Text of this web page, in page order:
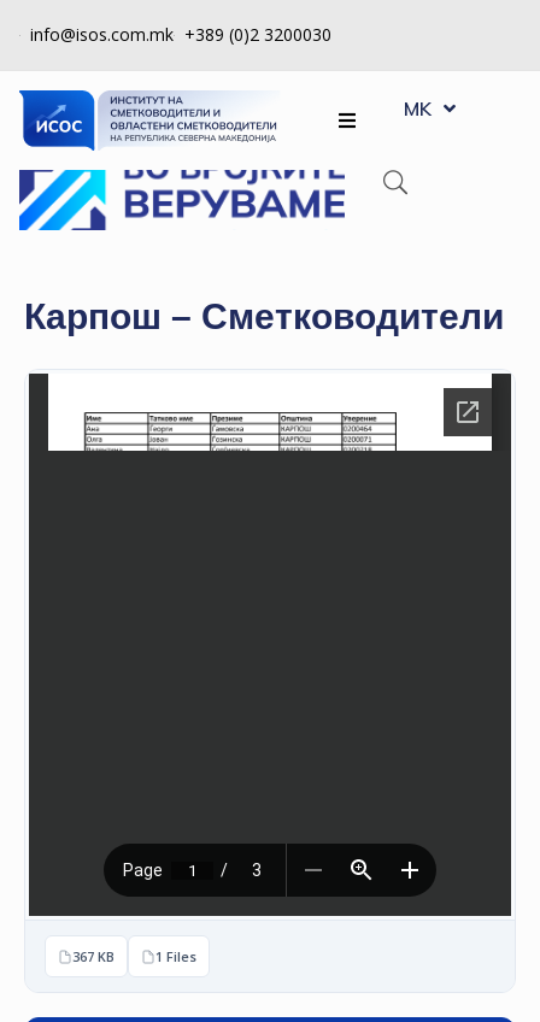
info@isos.com.mk +389 (0)2 3200030
ЗА
НАС
РЕГИСТРИ
НА
MK
SQ
Карпош – Сметководители
367 KB 1 Files